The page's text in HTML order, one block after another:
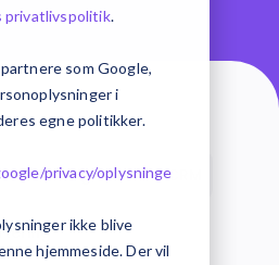
privatlivspolitik.
som Google,
i
egne politikker.
privacy/oplysninge
ikke blive
hjemmeside. Der vil
Intelligence CRM